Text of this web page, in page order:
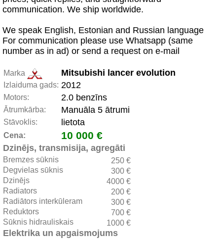
communication. We ship worldwide.
We speak English, Estonian and Russian language
For communication please use Whatsapp (same
number as in ad) or send a request on e-mail
Marka Mitsubishi lancer evolution
Izlaiduma gads: 2012
Motors: 2.0 benzīns
Ātrumkārba: Manuāla 5 ātrumi
Stāvoklis: lietota
Cena: 10 000 €
Dzinējs, transmisija, agregāti
Bremzes sūknis
250 €
Degvielas sūknis
300 €
Dzinējs
4000 €
Radiators
200 €
Radiātors interkūleram
300 €
Reduktors
700 €
Sūknis hidrauliskais
1000 €
Elektrika un apgaismojums